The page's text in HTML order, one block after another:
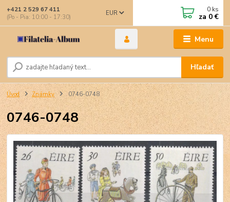
Menu
EUR
Hľadať
+421 2 529 67 411
(Po - Pia: 10:00 - 17:30)
0 ks
za 0 €
Úvod Známky 0746-0748
0746-0748